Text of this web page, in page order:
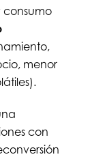
consumo
menor
con